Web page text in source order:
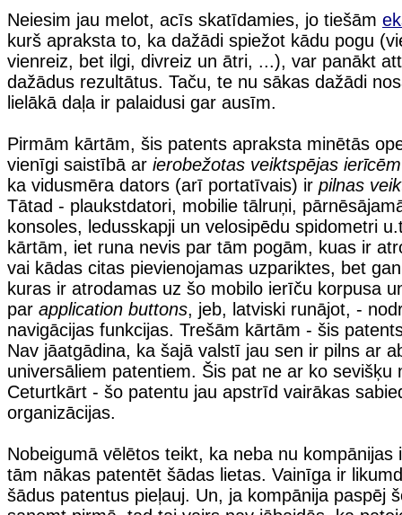
Neiesim jau melot, acīs skatīdamies, jo tiešām
kurš apraksta to, ka dažādi spiežot kādu pogu
vienreiz, bet ilgi, divreiz un ātri, ...), var panākt
dažādus rezultātus. Taču, te nu sākas dažādi
lielākā daļa ir palaidusi gar ausīm.
Pirmām kārtām, šis patents apraksta minētās
vienīgi saistībā ar ierobežotas veiktspējas ierīcēm
ka vidusmēra dators (arī portatīvais) ir pilnas
Tātad - plaukstdatori, mobilie tālruņi,
konsoles, ledusskapji un velosipēdu spidometri
kārtām, iet runa nevis par tām pogām, kuas ir
vai kādas citas pievienojamas uzpariktes, bet
kuras ir atrodamas uz šo mobilo ierīču korpusa
par application buttons, jeb, latviski runājot, -
navigācijas funkcijas. Trešām kārtām - šis
Nav jāatgādina, ka šajā valstī jau sen ir pilns ar
universāliem patentiem. Šis pat ne ar ko sevišķu
Ceturtkārt - šo patentu jau apstrīd vairākas
organizācijas.
Nobeigumā vēlētos teikt, ka neba nu kompānijas
tām nākas patentēt šādas lietas. Vainīga ir
šādus patentus pieļauj. Un, ja kompānija paspēj